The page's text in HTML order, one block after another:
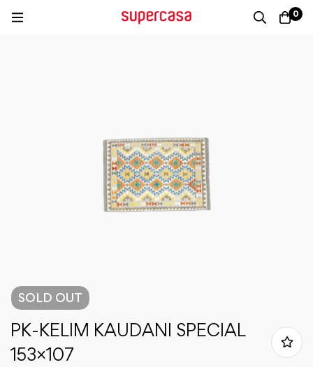
0
SOLD OUT
PK-KELIM KAUDANI SPECIAL
153×107